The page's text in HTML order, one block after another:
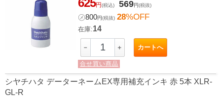
円(税込) 569円(税抜)
㋱800円(税抜) 28%OFF
在庫:14
－ ＋ カートへ
合せ買い商品
シヤチハタ データーネームEX専用補充インキ 赤 5本 XLR-
GL-R